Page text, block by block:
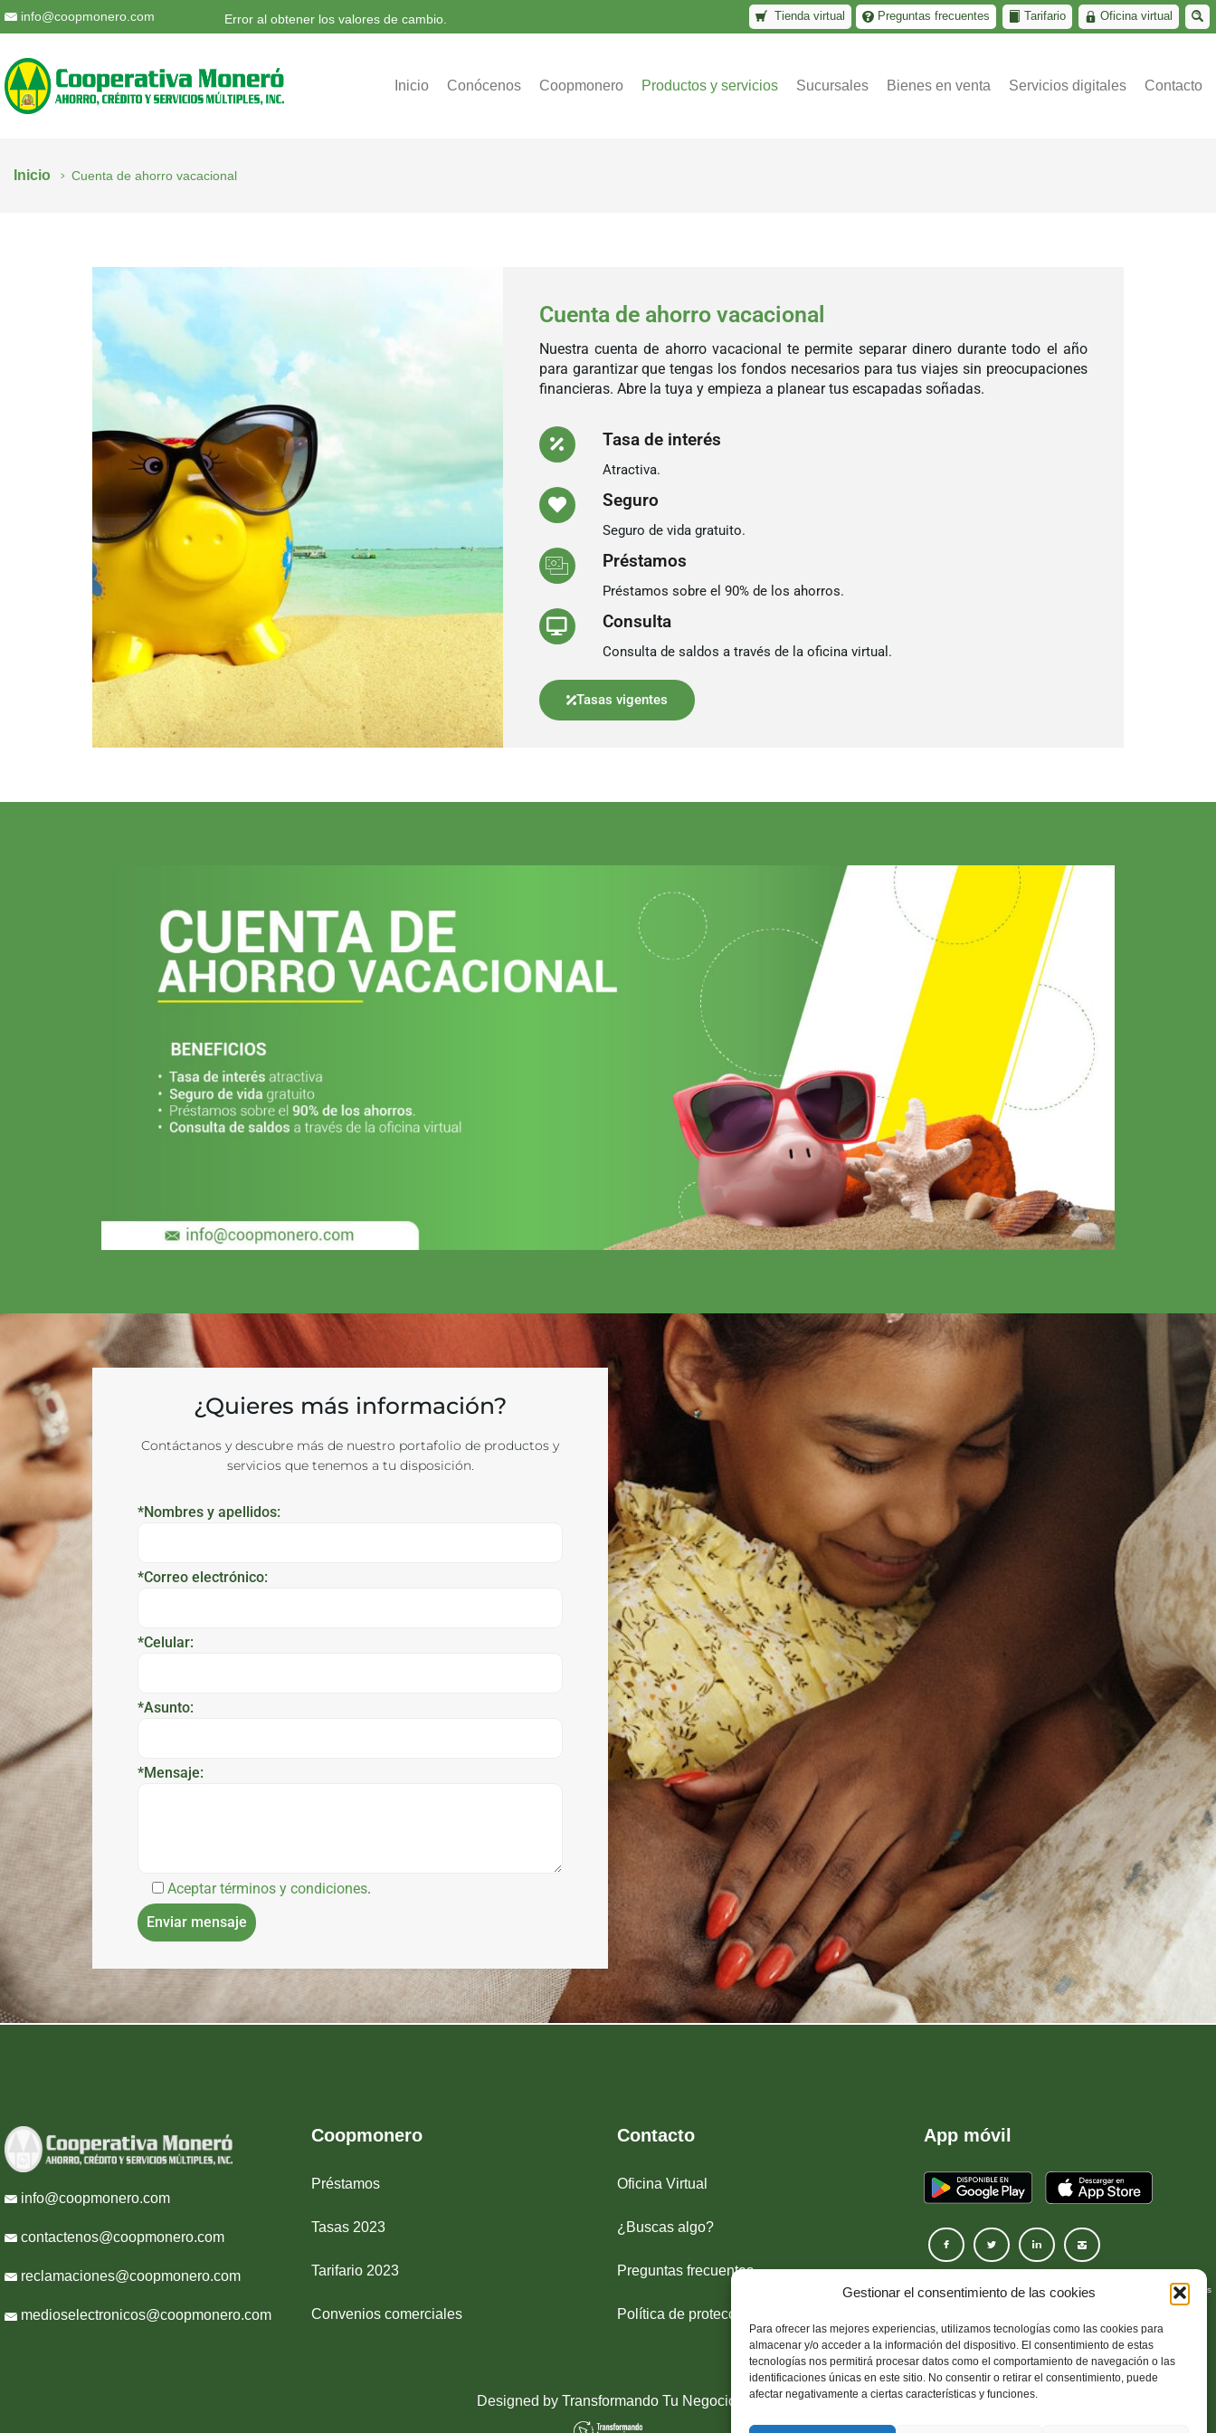
Gestionar el consentimiento de las cookies
Para ofrecer las mejores experiencias, utilizamos tecnologías como las cookies para
almacenar y/o acceder a la información del dispositivo. El consentimiento de estas
tecnologías nos permitirá procesar datos como el comportamiento de navegación o las
identificaciones únicas en este sitio. No consentir o retirar el consentimiento, puede
afectar negativamente a ciertas características y funciones.
Error al obtener los valores de cambio.
info@coopmonero.com Oficina virtual
Tarifario
Preguntas frecuentes
Tienda virtual
Inicio Conócenos Coopmonero Productos y servicios Sucursales Bienes en venta Servicios digitales Contacto
Inicio Cuenta de ahorro vacacional
Cuenta de ahorro vacacional
Nuestra cuenta de ahorro vacacional te permite separar dinero durante todo el año
para garantizar que tengas los fondos necesarios para tus viajes sin preocupaciones
financieras. Abre la tuya y empieza a planear tus escapadas soñadas.
Tasa de interés
Atractiva.
Seguro
Seguro de vida gratuito.
Préstamos
Préstamos sobre el 90% de los ahorros.
Consulta
Consulta de saldos a través de la oficina virtual.
Tasas vigentes
¿Quieres más información?
Contáctanos y descubre más de nuestro portafolio de productos y
servicios que tenemos a tu disposición.
*Nombres y apellidos:
*Correo electrónico:
*Celular:
*Asunto:
*Mensaje:
Aceptar términos y condiciones.
info@coopmonero.com
contactenos@coopmonero.com
reclamaciones@coopmonero.com
medioselectronicos@coopmonero.com
Coopmonero
Préstamos
Tasas 2023
Tarifario 2023
Convenios comerciales
Contacto
Oficina Virtual
¿Buscas algo?
Preguntas frecuentes
Política de protección de datos
App móvil
© 2023 Cooperativa Moneró - Ahorro, Crédito y Servicios Múltiples
Designed by Transformando Tu Negocio